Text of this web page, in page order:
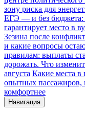
зону риска для
ЕГЭ — и без бюджета:
гарантирует место в
Зезина после
и какие вопросы
правилам: выплаты
дорожать. Что
августа Какие места в
опытных пассажиров,
комфортнее
Навигация